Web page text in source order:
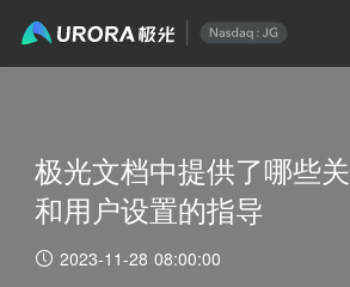
极光文档中提供了哪些
和用户设置的指导
2023-11-28 08:00:00